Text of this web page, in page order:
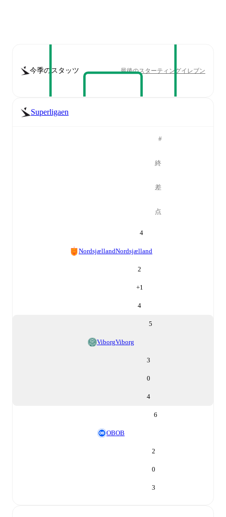
今季のスタッツ 最後のスターティングイレブン
Superligaen
#
終
差
点
4
NordsjællandNordsjælland
2
+1
4
5
ViborgViborg
3
0
4
6
OBOB
2
0
3